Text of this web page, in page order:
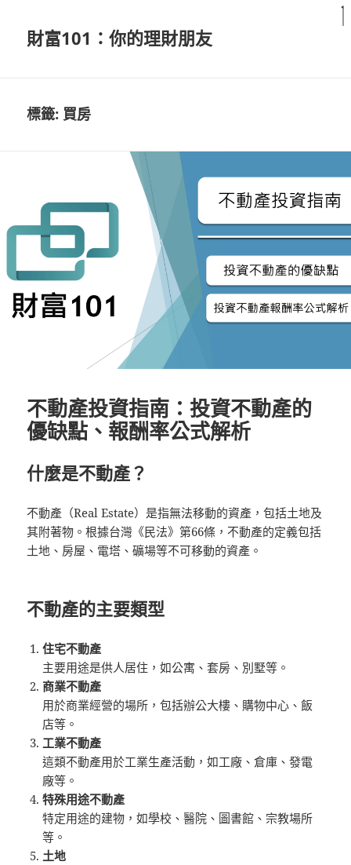
財富101：你的理財朋友
標籤: 買房
不動產投資指南：投資不動產的
優缺點、報酬率公式解析
什麼是不動產？
不動產（Real Estate）是指無法移動的資產，包括土地及
其附著物。根據台灣《民法》第66條，不動產的定義包括
土地、房屋、電塔、礦場等不可移動的資產。
不動產的主要類型
住宅不動產
主要用途是供人居住，如公寓、套房、別墅等。
商業不動產
用於商業經營的場所，包括辦公大樓、購物中心、飯
店等。
工業不動產
這類不動產用於工業生產活動，如工廠、倉庫、發電
廠等。
特殊用途不動產
特定用途的建物，如學校、醫院、圖書館、宗教場所
等。
土地